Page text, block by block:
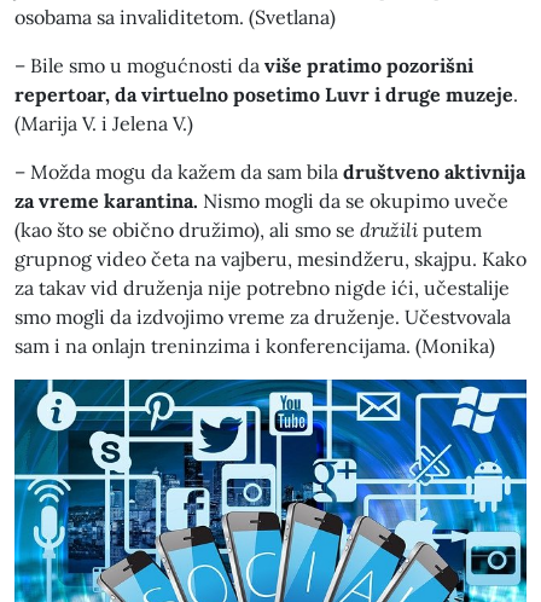
osobama sa invaliditetom. (Svetlana)
– Bile smo u mogućnosti da više pratimo pozorišni
repertoar, da virtuelno posetimo Luvr i druge muzeje.
(Marija V. i Jelena V.)
– Možda mogu da kažem da sam bila društveno aktivnija
za vreme karantina. Nismo mogli da se okupimo uveče
(kao što se obično družimo), ali smo se družili putem
grupnog video četa na vajberu, mesindžeru, skajpu. Kako
za takav vid druženja nije potrebno nigde ići, učestalije
smo mogli da izdvojimo vreme za druženje. Učestvovala
sam i na onlajn treninzima i konferencijama. (Monika)